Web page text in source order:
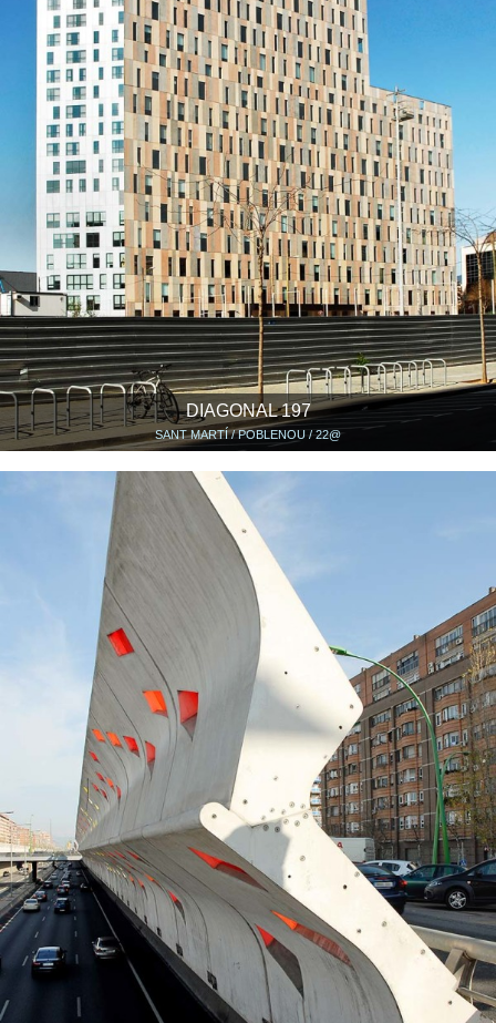
DIAGONAL 197
SANT MARTÍ / POBLENOU / 22@